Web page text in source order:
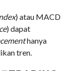
) atau MACD
) dapat
hanya
tren.